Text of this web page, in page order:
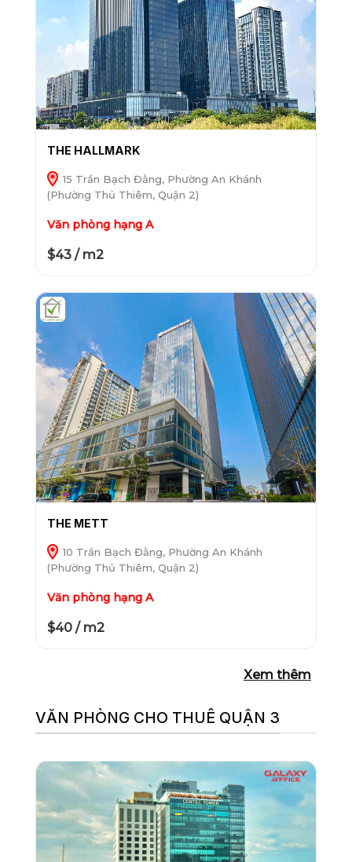
THE HALLMARK
15 Trần Bạch Đằng, Phường An Khánh
(Phường Thủ Thiêm, Quận 2)
Văn phòng hạng A
$43 / m2
THE METT
10 Trần Bạch Đằng, Phường An Khánh
(Phường Thủ Thiêm, Quận 2)
Văn phòng hạng A
$40 / m2
Xem thêm
VĂN PHÒNG CHO THUÊ QUẬN 3